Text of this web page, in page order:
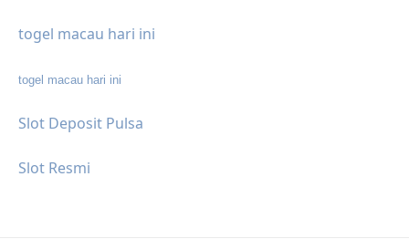
togel macau hari ini
togel macau hari ini
Slot Deposit Pulsa
Slot Resmi